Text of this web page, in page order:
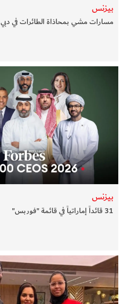
بيزنس
مسارات مشي بمحاذاة الطائرات في دبي
بيزنس
31 قائداً إماراتياً في قائمة "فوربس"